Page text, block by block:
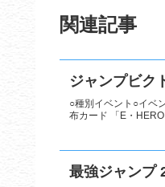
関連記事
ジャンプビク
○種別イベント○イベ
布カード 「E・
最強ジャンプ